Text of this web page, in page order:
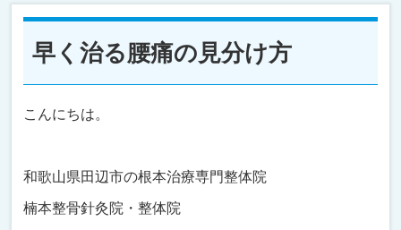
早く治る腰痛の見分け方
こんにちは。
和歌山県田辺市の根本治療専門整体院
楠本整骨針灸院・整体院